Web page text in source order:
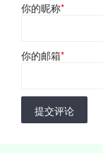
你的昵称*
你的邮箱*
提交评论